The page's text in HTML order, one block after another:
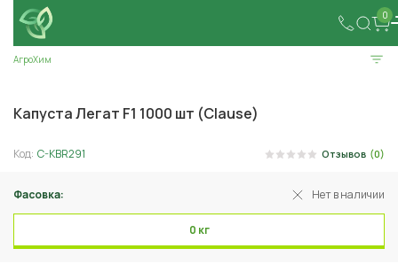
0
АгроХим
Капуста Легат F1 1000 шт (Clause)
Код: C-KBR291 Отзывов (0)
Фасовка: Нет в наличии
0 кг